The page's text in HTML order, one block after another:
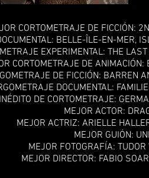
CORTOMETRAJE DE
BELLE-ÎLE-EN-MER,
EXPERIMENTAL: THE
CORTOMETRAJE DE
DE FICCIÓN: BARREN
DOCUMENTAL:
DE CORTOMETRAJE:
MEJOR ACTOR:
MEJOR ACTRIZ: ARIELLE
MEJOR GUIÓN:
MEJOR FOTOGRAFÍA:
MEJOR DIRECTOR: FABIO